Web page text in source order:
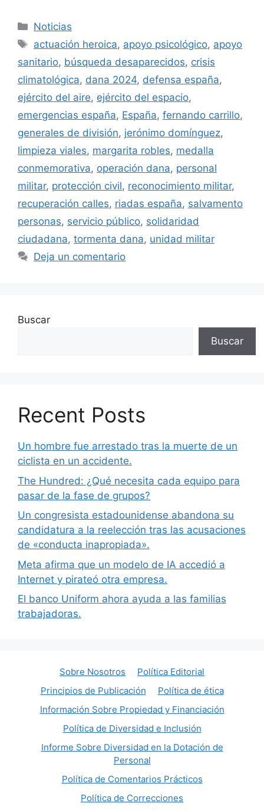
Categorías
Noticias
Etiquetas
actuación heroica, apoyo psicológico, apoyo
sanitario, búsqueda desaparecidos, crisis
climatológica, dana 2024, defensa españa,
ejército del aire, ejército del espacio,
emergencias españa, España, fernando carrillo,
generales de división, jerónimo domínguez,
limpieza viales, margarita robles, medalla
conmemorativa, operación dana, personal
militar, protección civil, reconocimiento militar,
recuperación calles, riadas españa, salvamento
personas, servicio público, solidaridad
ciudadana, tormenta dana, unidad militar
Deja un comentario
Buscar
Buscar
Recent Posts
Un hombre fue arrestado tras la muerte de un
ciclista en un accidente.
The Hundred: ¿Qué necesita cada equipo para
pasar de la fase de grupos?
Un congresista estadounidense abandona su
candidatura a la reelección tras las acusaciones
de «conducta inapropiada».
Meta afirma que un modelo de IA accedió a
Internet y pirateó otra empresa.
El banco Uniform ahora ayuda a las familias
trabajadoras.
Sobre Nosotros
Política Editorial
Principios de Publicación
Política de ética
Información Sobre Propiedad y Financiación
Política de Diversidad e Inclusión
Informe Sobre Diversidad en la Dotación de
Personal
Política de Comentarios Prácticos
Política de Correcciones